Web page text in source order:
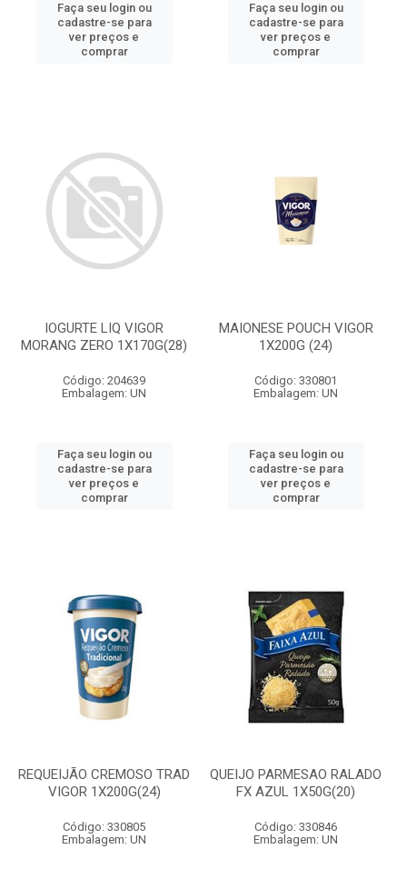
Faça seu login ou
cadastre-se para
ver preços e
comprar
Faça seu login ou
cadastre-se para
ver preços e
comprar
IOGURTE LIQ VIGOR
MORANG ZERO 1X170G(28)
Código: 204639
Embalagem: UN
Faça seu login ou
cadastre-se para
ver preços e
comprar
MAIONESE POUCH VIGOR
1X200G (24)
Código: 330801
Embalagem: UN
Faça seu login ou
cadastre-se para
ver preços e
comprar
REQUEIJÃO CREMOSO TRAD
VIGOR 1X200G(24)
Código: 330805
Embalagem: UN
QUEIJO PARMESAO RALADO
FX AZUL 1X50G(20)
Código: 330846
Embalagem: UN